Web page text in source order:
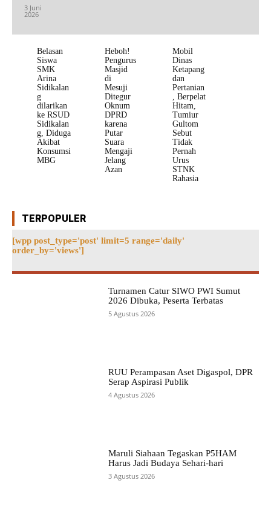
3 Juni
2026
Belasan
Siswa
SMK
Arina
Sidikalan
g
dilarikan
ke RSUD
Sidikalan
g, Diduga
Akibat
Konsumsi
MBG
Heboh!
Pengurus
Masjid
di
Mesuji
Ditegur
Oknum
DPRD
karena
Putar
Suara
Mengaji
Jelang
Azan
Mobil
Dinas
Ketapang
dan
Pertanian
, Berpelat
Hitam,
Tumiur
Gultom
Sebut
Tidak
Pernah
Urus
STNK
Rahasia
TERPOPULER
[wpp post_type='post' limit=5 range='daily'
order_by='views']
Turnamen Catur SIWO PWI Sumut
2026 Dibuka, Peserta Terbatas
5 Agustus 2026
RUU Perampasan Aset Digaspol, DPR
Serap Aspirasi Publik
4 Agustus 2026
Maruli Siahaan Tegaskan P5HAM
Harus Jadi Budaya Sehari-hari
3 Agustus 2026